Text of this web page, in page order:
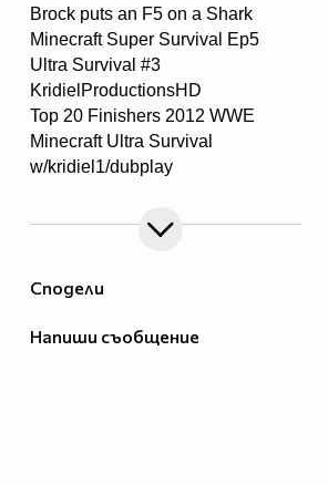
Сподели
Напиши съобщение
Brock puts an F5 on a Shark
Minecraft Super Survival Ep5
Ultra Survival #3
KridielProductionsHD
Top 20 Finishers 2012 WWE
Minecraft Ultra Survival
w/kridiel1/dubplay
Мини Турнир - Епизод 1
Minecraft SMP [w Mods] - #5 -
Village Survial с Kridiel1 и
Just Surviving - Ep5